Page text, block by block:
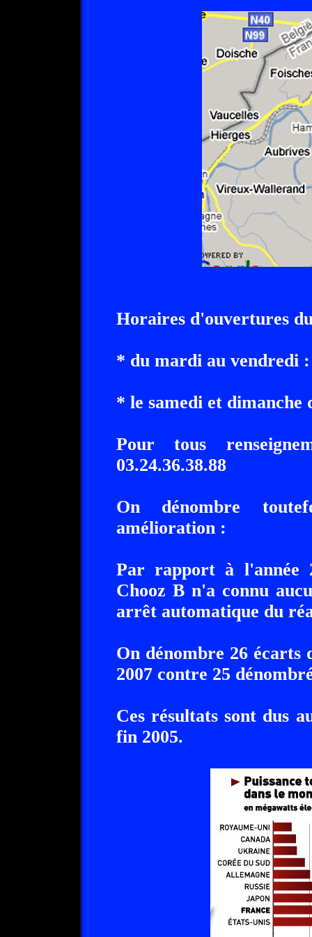
Horaires d'ouvertures
* du mardi au vendredi
* le samedi et dimanche
Pour tous
03.24.36.38.88
On dénombre
amélioration :
Par rapport à l'année
Chooz B n'a connu
arrêt automatique du
On dénombre 26 écarts
2007 contre 25
Ces résultats sont dus
fin 2005.